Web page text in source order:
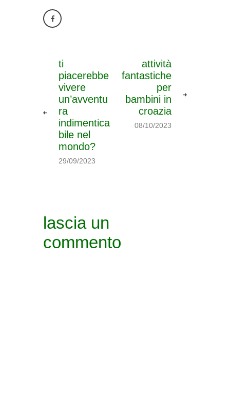
ti
piacerebbe
vivere
un’avventu
ra
indimentica
bile nel
mondo?
29/09/2023
attività
fantastiche
per
bambini in
croazia
08/10/2023
lascia un
commento